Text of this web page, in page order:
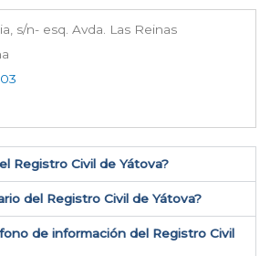
s/n- esq. Avda. Las Reinas
Registro Civil de Yátova​?
del Registro Civil de Yátova?
de información del Registro Civil